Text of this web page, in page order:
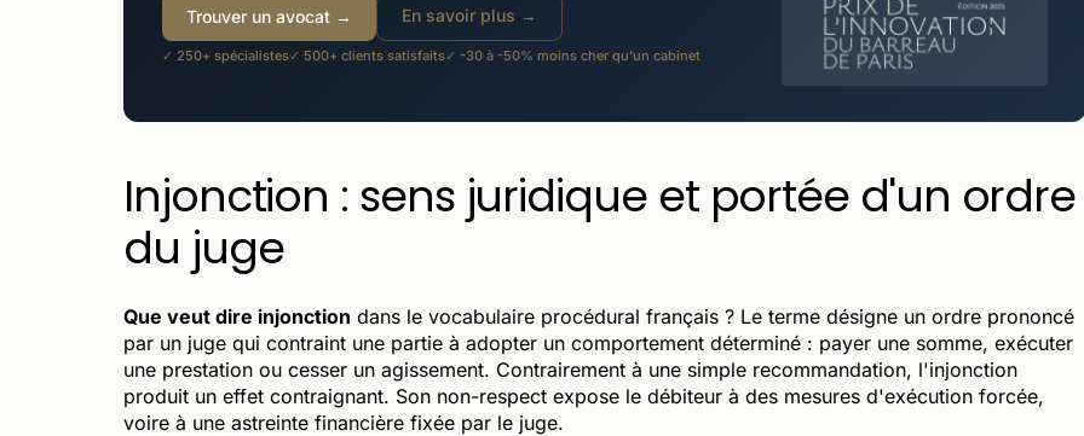
Trouver un avocat → En savoir plus →
✓ 250+ spécialistes✓ 500+ clients satisfaits✓ -30 à -50% moins cher qu'un cabinet
Injonction : sens juridique et portée d'un ordre
du juge
Que veut dire injonction dans le vocabulaire procédural français ? Le terme désigne un ordre prononcé
par un juge qui contraint une partie à adopter un comportement déterminé : payer une somme, exécuter
une prestation ou cesser un agissement. Contrairement à une simple recommandation, l'injonction
produit un effet contraignant. Son non-respect expose le débiteur à des mesures d'exécution forcée,
voire à une astreinte financière fixée par le juge.